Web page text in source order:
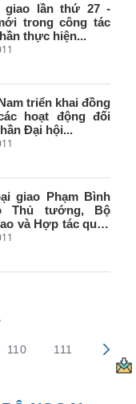
giao lần thứ 27 -
trong công tác
thực hiện...
triển khai đồng
hoạt động đối
Đại hội...
giao Phạm Bình
Thủ tướng, Bộ
và Hợp tác quốc
to navigate.
trên cổng
Các trang trên cổng
110 Các trang
111